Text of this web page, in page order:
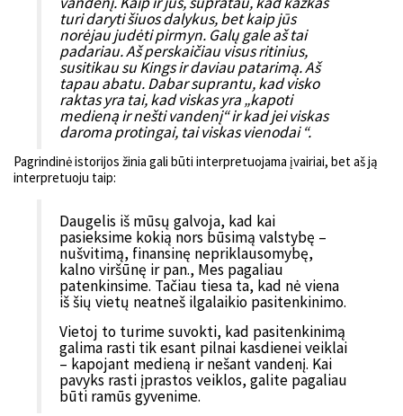
turi daryti šiuos dalykus, bet kaip jūs
norėjau judėti pirmyn. Galų gale aš tai
padariau. Aš perskaičiau visus ritinius,
susitikau su Kings ir daviau patarimą. Aš
tapau abatu. Dabar suprantu, kad visko
raktas yra tai, kad viskas yra „kapoti
medieną ir nešti vandenį“ ir kad jei viskas
daroma protingai, tai viskas vienodai “.
Pagrindinė istorijos žinia gali būti interpretuojama įvairiai, bet aš ją
interpretuoju taip:
Daugelis iš mūsų galvoja, kad kai
pasieksime kokią nors būsimą valstybę –
nušvitimą, finansinę nepriklausomybę,
kalno viršūnę ir pan., Mes pagaliau
patenkinsime. Tačiau tiesa ta, kad nė viena
iš šių vietų neatneš ilgalaikio pasitenkinimo.
Vietoj to turime suvokti, kad pasitenkinimą
galima rasti tik esant pilnai kasdienei veiklai
– kapojant medieną ir nešant vandenį. Kai
pavyks rasti įprastos veiklos, galite pagaliau
būti ramūs gyvenime.